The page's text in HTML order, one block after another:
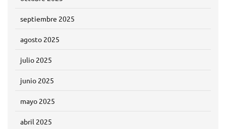
septiembre 2025
agosto 2025
julio 2025
junio 2025
mayo 2025
abril 2025